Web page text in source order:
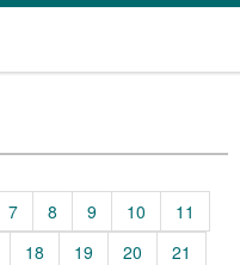
7 8 9 10
11
18 19 20
21